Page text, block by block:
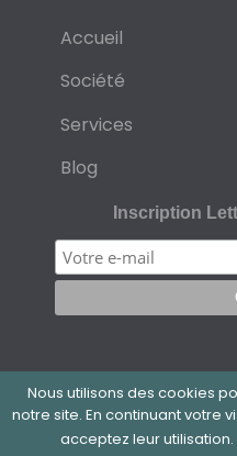
Accueil
Société
Services
Blog
Inscription
Nous utilisons des cookies
notre site. En continuant votre
acceptez leur utilisation.